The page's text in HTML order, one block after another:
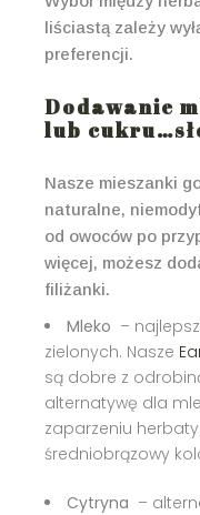
liściastą zależy
preferencji.
Dodawanie
lub
Nasze mieszanki
naturalne,
od owoców po
więcej, możesz
filiżanki.
Mleko –
zielonych. Nasze
są dobre z
alternatywę dla
zaparzeniu
średniobrązowy
Cytryna –